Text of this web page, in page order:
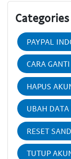
Categories
PAYPAL
CARA
HAPUS
UBAH DATA
RESET
TUTUP